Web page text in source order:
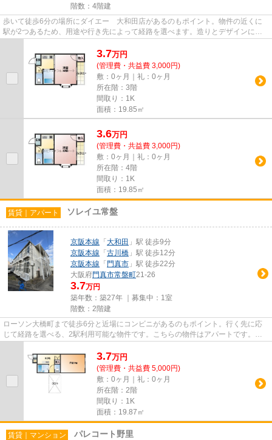
階数：4階建
歩いて徒歩6分の場所にダイエー 大和田店があるのもポイント。物件の近くに
駅が2つあるため、用途や行き先によって経路を選べます。造りとデザインに関
3.7万円
(管理費・共益費 3,000円)
敷：0ヶ月｜礼：0ヶ月
所在階：3階
間取り：1K
面積：19.85㎡
3.6万円
(管理費・共益費 3,000円)
敷：0ヶ月｜礼：0ヶ月
所在階：4階
間取り：1K
面積：19.85㎡
賃貸｜アパート ソレイユ常盤
京阪本線 「 大和田 」駅 徒歩9分
京阪本線 「 古川橋 」駅 徒歩12分
京阪本線 「 門真市 」駅 徒歩22分
大阪府門真市常盤町21-26
3.7万円
築年数：築27年 ｜募集中： 1室
階数：2階建
ローソン大橋町まで徒歩6分と近場にコンビニがあるのもポイント。行く先に応
じて経路を選べる、2駅利用可能な物件です。こちらの物件はアパートです。駅
3.7万円
(管理費・共益費 5,000円)
敷：0ヶ月｜礼：0ヶ月
所在階：2階
間取り：1K
面積：19.87㎡
賃貸｜マンション パレコート野里